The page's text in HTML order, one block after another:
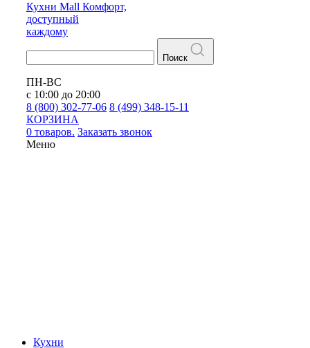
Кухни Mall Комфорт,
доступный
каждому
Поиск
ПН-ВС
с 10:00 до 20:00
8 (800) 302-77-06 8 (499) 348-15-11
КОРЗИНА
0 товаров. Заказать звонок
Меню
Кухни